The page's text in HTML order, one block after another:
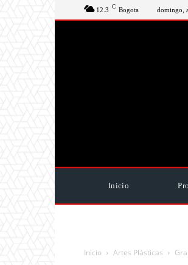
12.3 C Bogota domingo,
Inicio
Inicio Artes Plásticas